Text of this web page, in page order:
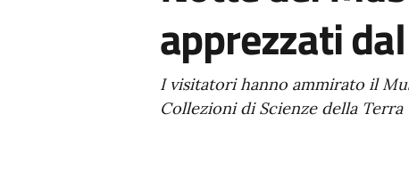
apprezzati
I visitatori hanno ammirato il
Collezioni di Scienze della Terra